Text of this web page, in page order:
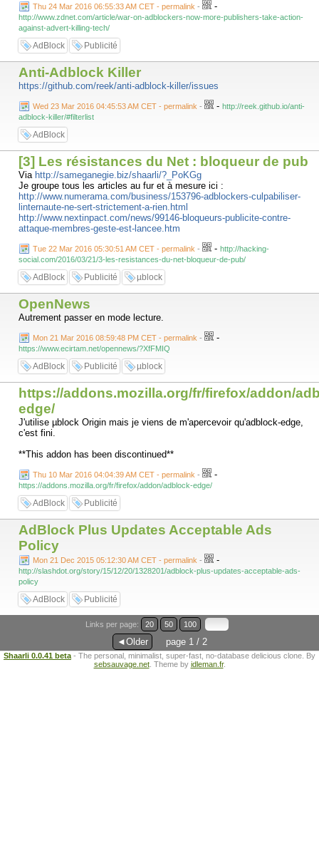
Thu 24 Mar 2016 06:55:33 AM CET - permalink - -
http://www.zdnet.com/article/war-on-adblockers-now-more-publishers-take-action-
against-advert-killing-tech/
AdBlock Publicité
Anti-Adblock Killer
https://github.com/reek/anti-adblock-killer/issues
Wed 23 Mar 2016 04:45:53 AM CET - permalink - - http://reek.github.io/anti-
adblock-killer/#filterlist
AdBlock
[3] Les résistances du Net : bloqueur de pub
Via http://sameganegie.biz/shaarli/?_PoKGg
Je groupe tous les articles au fur et à mesure ici :
http://www.numerama.com/business/153796-adblockers-culpabiliser-
linternaute-ne-sert-strictement-a-rien.html
http://www.nextinpact.com/news/99146-bloqueurs-publicite-contre-
attaque-membres-geste-est-lancee.htm
Tue 22 Mar 2016 05:30:51 AM CET - permalink - - http://hacking-
social.com/2016/03/21/3-les-resistances-du-net-bloqueur-de-pub/
AdBlock Publicité µblock
OpenNews
Autrement passer en mode lecture.
Mon 21 Mar 2016 08:59:48 PM CET - permalink - -
https://www.ecirtam.net/opennews/?XfFMIQ
AdBlock Publicité µblock
https://addons.mozilla.org/fr/firefox/addon/
edge/
J'utilise µblock Origin mais je viens de m'apercevoir qu'adblock-edge,
c'est fini.
**This addon has been discontinued**
Thu 10 Mar 2016 04:04:39 AM CET - permalink - -
https://addons.mozilla.org/fr/firefox/addon/adblock-edge/
AdBlock Publicité
AdBlock Plus Updates Acceptable Ads
Policy
Mon 21 Dec 2015 05:12:30 AM CET - permalink - -
http://slashdot.org/story/15/12/20/1328201/adblock-plus-updates-acceptable-ads-
policy
AdBlock Publicité
Links per page: 20 50 100
◄Older page 1 / 2
Shaarli 0.0.41 beta - The personal, minimalist, super-fast, no-database delicious clone. By
sebsauvage.net. Theme by idleman.fr.